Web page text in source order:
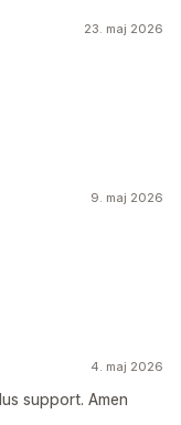
23. maj 2026
9. maj 2026
4. maj 2026
support. Amen